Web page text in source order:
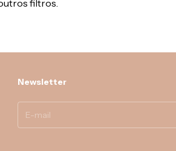
filtros.
Newsletter